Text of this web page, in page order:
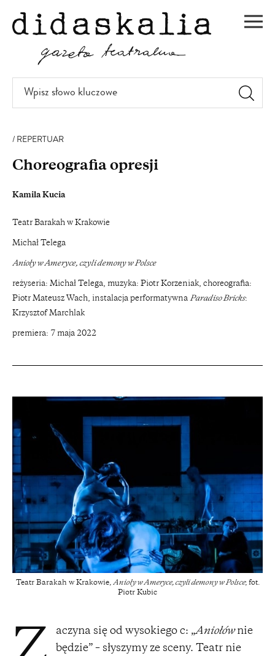
DO
TREŚCI
Wpisz
słowo
REPERTUAR
Choreografia opresji
Kamila Kucia
Teatr Barakah w Krakowie
Michał Telega
Anioły w Ameryce, czyli demony w Polsce
reżyseria: Michał Telega, muzyka: Piotr Korzeniak, choreografia:
Piotr Mateusz Wach, instalacja performatywna Paradiso Bricks:
Krzysztof Marchlak
premiera: 7 maja 2022
Teatr Barakah w Krakowie, Anioły w Ameryce, czyli demony w Polsce; fot.
Piotr Kubic
aczyna się od wysokiego c: „Aniołównie
będzie” – słyszymy ze sceny. Teatr nie